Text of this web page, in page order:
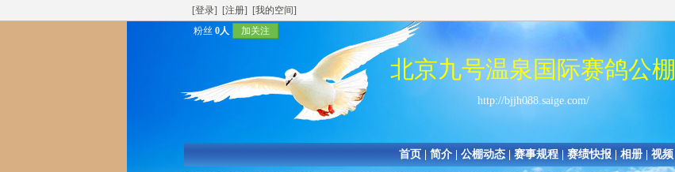
[登录] [注册] [我的空间]
粉丝 0人 加关注
北京九号温泉国际赛鸽公棚
http://bjjh088.saige.com/
首页 简介 公棚动态 赛事规程 赛绩快报 相册 视频